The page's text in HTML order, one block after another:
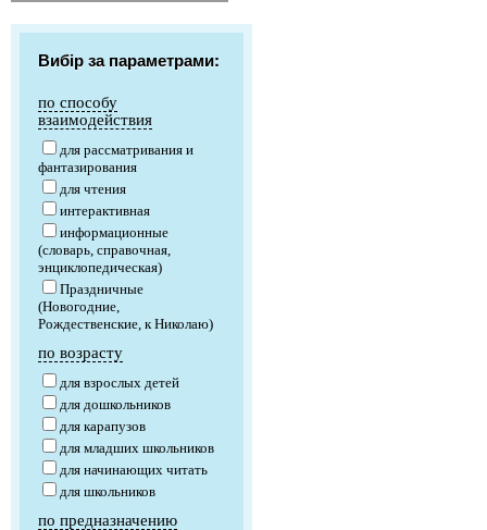
Вибір за параметрами:
по способу
взаимодействия
для рассматривания и
фантазирования
для чтения
интерактивная
информационные
(словарь, справочная,
энциклопедическая)
Праздничные
(Новогодние,
Рождественские, к Николаю)
по возрасту
для взрослых детей
для дошкольников
для карапузов
для младших школьников
для начинающих читать
для школьников
по предназначению